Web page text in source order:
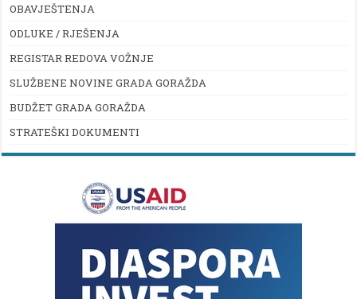
OBAVJEŠTENJA
ODLUKE / RJEŠENJA
REGISTAR REDOVA VOŽNJE
SLUŽBENE NOVINE GRADA GORAŽDA
BUDŽET GRADA GORAŽDA
STRATEŠKI DOKUMENTI